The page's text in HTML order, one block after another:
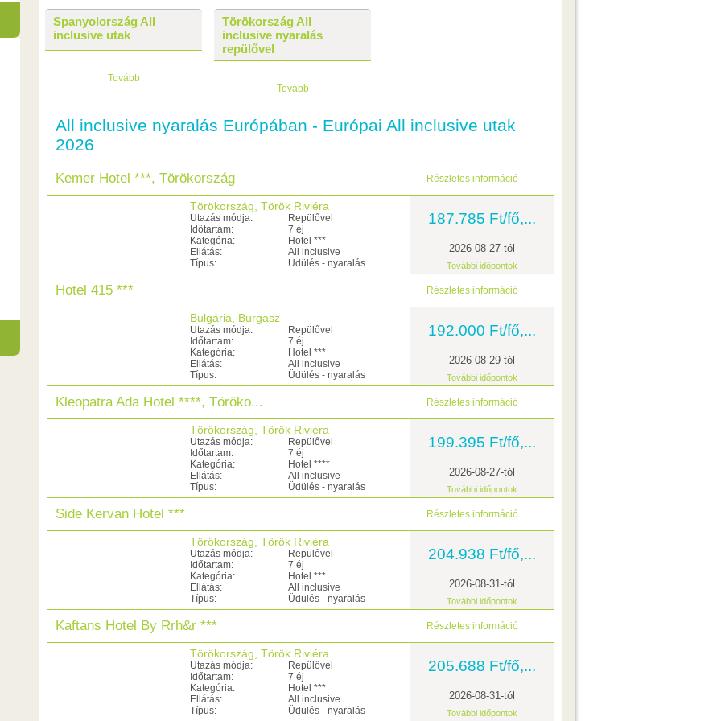
Spanyolország All
inclusive utak
Tovább
Törökország All
inclusive nyaralás
repülővel
Tovább
All inclusive nyaralás Európában - Európai All inclusive utak
2026
Kemer Hotel ***, Törökország Részletes információ
Törökország, Török Riviéra
Utazás módja:
Repülővel
Időtartam:
7 éj
Kategória:
Hotel ***
Ellátás:
All inclusive
Típus:
Üdülés - nyaralás
187.785 Ft/fő,...
2026-08-27-tól
További időpontok
Hotel 415 *** Részletes információ
Bulgária, Burgasz
Utazás módja:
Repülővel
Időtartam:
7 éj
Kategória:
Hotel ***
Ellátás:
All inclusive
Típus:
Üdülés - nyaralás
192.000 Ft/fő,...
2026-08-29-tól
További időpontok
Kleopatra Ada Hotel ****, Töröko... Részletes információ
Törökország, Török Riviéra
Utazás módja:
Repülővel
Időtartam:
7 éj
Kategória:
Hotel ****
Ellátás:
All inclusive
Típus:
Üdülés - nyaralás
199.395 Ft/fő,...
2026-08-27-tól
További időpontok
Side Kervan Hotel *** Részletes információ
Törökország, Török Riviéra
Utazás módja:
Repülővel
Időtartam:
7 éj
Kategória:
Hotel ***
Ellátás:
All inclusive
Típus:
Üdülés - nyaralás
204.938 Ft/fő,...
2026-08-31-tól
További időpontok
Kaftans Hotel By Rrh&r *** Részletes információ
Törökország, Török Riviéra
Utazás módja:
Repülővel
Időtartam:
7 éj
Kategória:
Hotel ***
Ellátás:
All inclusive
Típus:
Üdülés - nyaralás
205.688 Ft/fő,...
2026-08-31-tól
További időpontok